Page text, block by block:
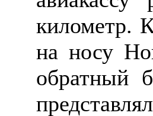
километр.
на носу
обратный